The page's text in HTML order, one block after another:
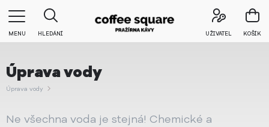
MENU HLEDÁNÍ UŽIVATEL KOŠÍK
Úprava vody
Úprava vody
Ne všechna voda je stejná! Chemické a